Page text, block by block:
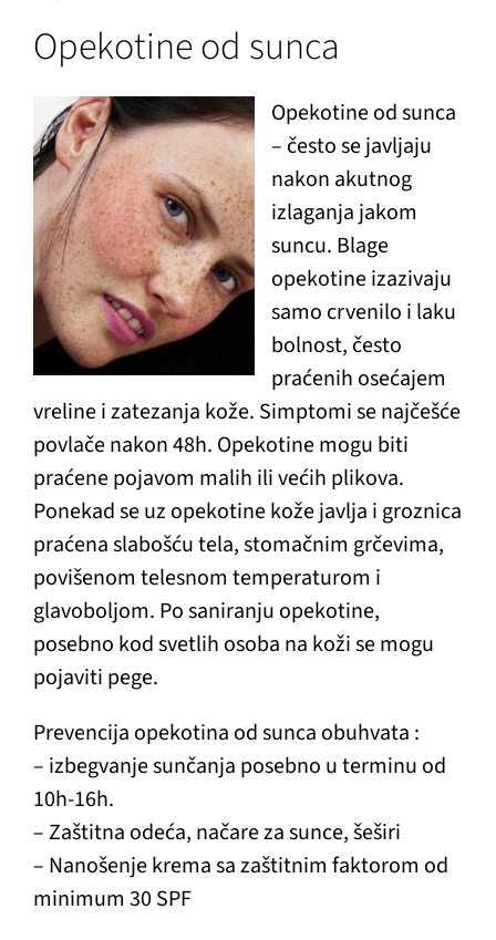
Opekotine od sunca
Opekotine od sunca
– često se javljaju
nakon akutnog
izlaganja jakom
suncu. Blage
opekotine izazivaju
samo crvenilo i laku
bolnost, često
praćenih osećajem
vreline i zatezanja kože. Simptomi se najčešće
povlače nakon 48h. Opekotine mogu biti
praćene pojavom malih ili većih plikova.
Ponekad se uz opekotine kože javlja i groznica
praćena slabošću tela, stomačnim grčevima,
povišenom telesnom temperaturom i
glavoboljom. Po saniranju opekotine,
posebno kod svetlih osoba na koži se mogu
pojaviti pege.
Prevencija opekotina od sunca obuhvata :
– izbegvanje sunčanja posebno u terminu od
10h-16h.
– Zaštitna odeća, načare za sunce, šeširi
– Nanošenje krema sa zaštitnim faktorom od
minimum 30 SPF